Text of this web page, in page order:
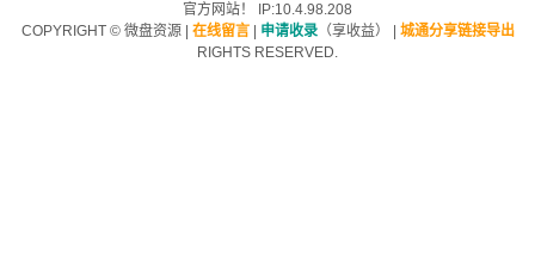
官方网站！ IP:10.4.98.208
COPYRIGHT © 微盘资源| 在线留言| 申请收录（享收益）
城通分享链接导出
RIGHTS RESERVED.